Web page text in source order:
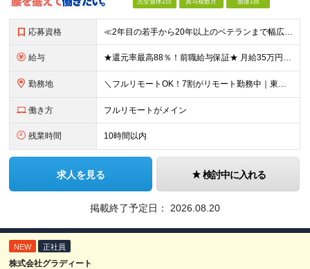
完全週休2日 賞与複数月 面接1回
応募資格 ≪2年目の若手から20年以上のベテランまで幅広く活躍！≫ ■インフラエンジニアとしての実務経験をお持ちの方 ┗サーバ・ネットワークいずれかのみでも可 ┗オンプレミスのみ経験者もOK ┗リーダー経験など
給与 ★還元率最高88％！前職給与保証★ 月給35万円～＋賞与年2回 ★還元率は案件単価の76～88％！ ★入社祝い金10～30万円！住宅・在宅・家族など手当充実！ ◎経験・スキルなどを考慮し、優遇し
勤務地 ＼フルリモートOK！7割がリモート勤務中｜東京・愛知・大阪で積極採用中！／ 東京・神奈川・千葉・埼玉、大阪・京都・兵庫・滋賀、愛知などのプロジェクト先、または在宅勤務 ★転勤なし ★希望するエリアで
働き方 フルリモートがメイン
残業時間 10時間以内
求人を見る 検討中に入れる
掲載終了予定日： 2026.08.20
NEW 正社員
株式会社グラディート